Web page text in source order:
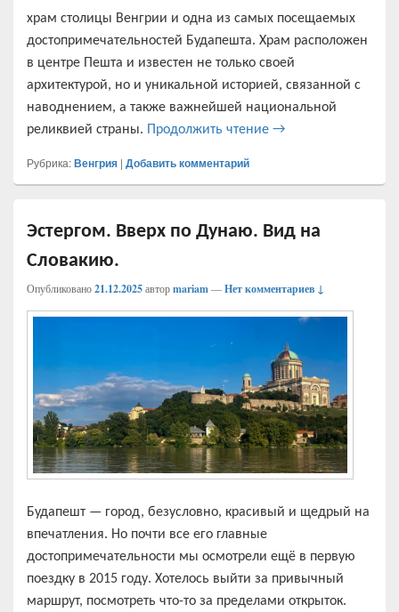
храм столицы Венгрии и одна из самых посещаемых
достопримечательностей Будапешта. Храм расположен
в центре Пешта и известен не только своей
архитектурой, но и уникальной историей, связанной с
наводнением, а также важнейшей национальной
реликвией страны. Продолжить чтение Базилика святого
→
Рубрика:Венгрия | Добавить комментарий
Эстергом. Вверх по Дунаю. Вид на
Словакию.
Опубликовано21.12.2025авторmariam—Нет комментариев ↓
Будапешт — город, безусловно, красивый и щедрый на
впечатления. Но почти все его главные
достопримечательности мы осмотрели ещё в первую
поездку в 2015 году. Хотелось выйти за привычный
маршрут, посмотреть что-то за пределами открыток.